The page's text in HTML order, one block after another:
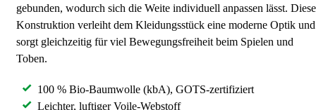
gebunden, wodurch sich die Weite individuell anpassen lässt. Diese
Konstruktion verleiht dem Kleidungsstück eine moderne Optik und
sorgt gleichzeitig für viel Bewegungsfreiheit beim Spielen und
Toben.
100 % Bio-Baumwolle (kbA), GOTS-zertifiziert
Leichter, luftiger Voile-Webstoff